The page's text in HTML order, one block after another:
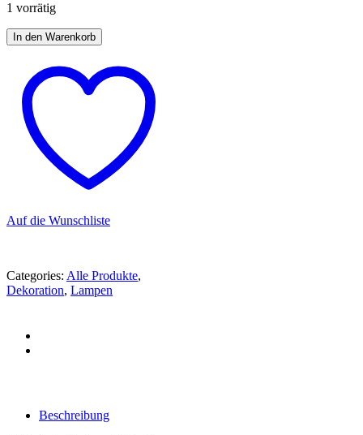
1 vorrätig
In den Warenkorb
Auf die Wunschliste
Categories: Alle Produkte,
Dekoration, Lampen
Beschreibung